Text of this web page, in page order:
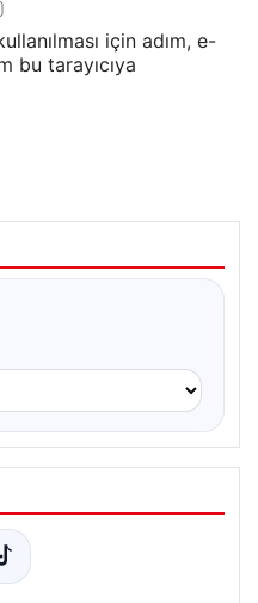
için adım, e-
bu tarayıcıya